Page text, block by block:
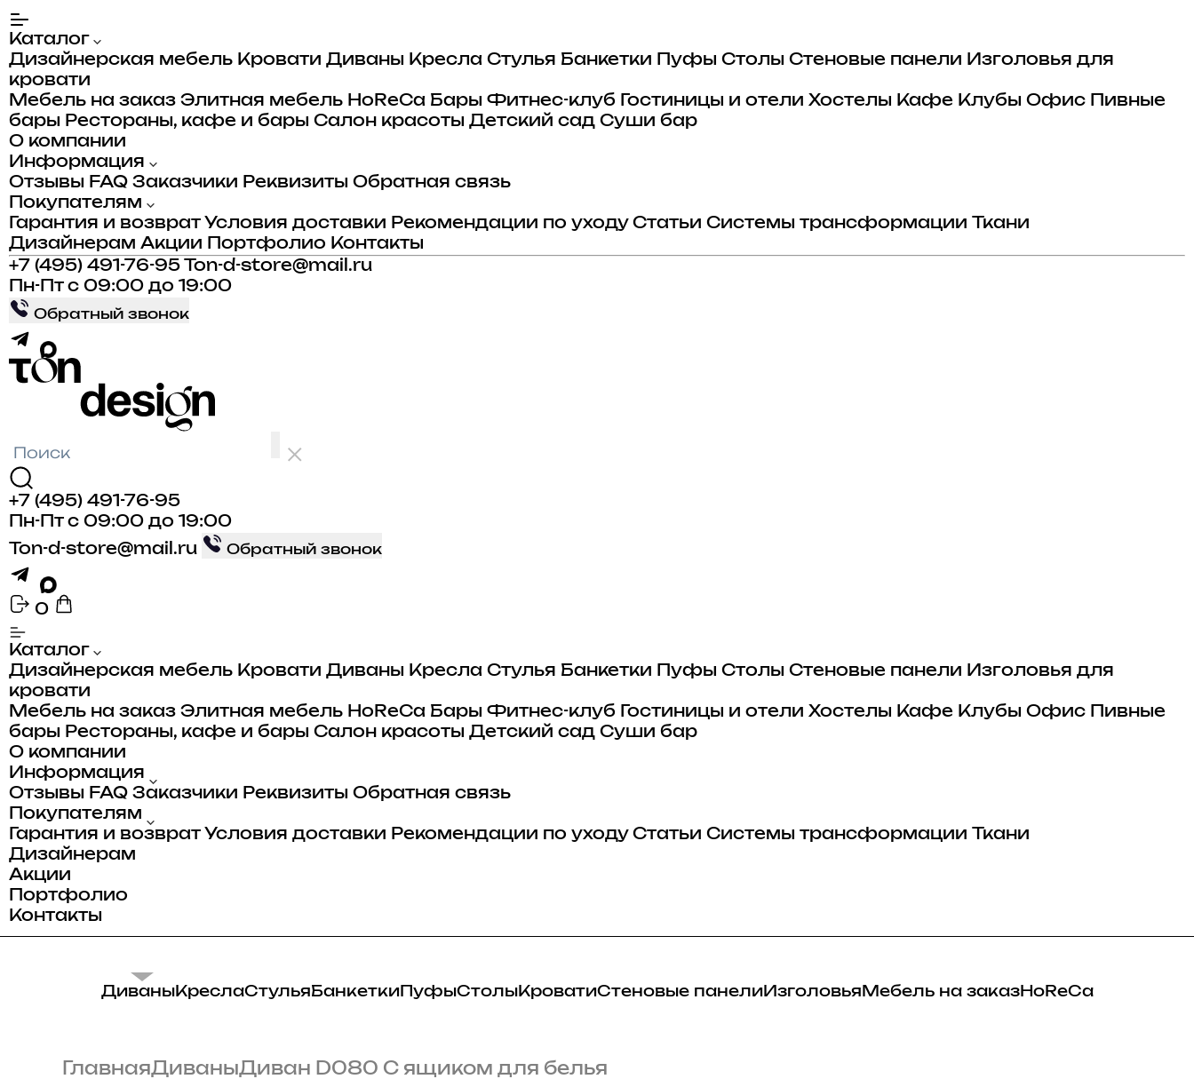
Каталог
Дизайнерская мебель Кровати Диваны Кресла Стулья Банкетки Пуфы Столы Стеновые панели Изголовья для
кровати
Мебель на заказ Элитная мебель HoReCa Бары Фитнес-клуб Гостиницы и отели Хостелы Кафе Клубы Офис
Пивные
бары Рестораны, кафе и бары Салон красоты Детский сад Суши бар
О компании
Информация
Отзывы FAQ Заказчики Реквизиты Обратная связь
Покупателям
Гарантия и возврат Условия доставки Рекомендации по уходу Статьи Системы трансформации
Ткани
Дизайнерам Акции Портфолио Контакты
+7 (495) 491-76-95
Ton-d-store@mail.ru
Пн-Пт с 09:00 до 19:00
Обратный звонок
+7 (495) 491-76-95
Пн-Пт с 09:00 до 19:00
Ton-d-store@mail.ru
Обратный звонок
0
Каталог
Дизайнерская мебель Кровати Диваны Кресла Стулья Банкетки Пуфы Столы Стеновые панели Изголовья для
кровати
Мебель на заказ Элитная мебель HoReCa Бары Фитнес-клуб Гостиницы и отели Хостелы Кафе Клубы Офис
Пивные
бары Рестораны, кафе и бары Салон красоты Детский сад Суши бар
О компании
Информация
Отзывы FAQ Заказчики Реквизиты Обратная связь
Покупателям
Гарантия и возврат Условия доставки Рекомендации по уходу Статьи Системы трансформации
Ткани
Дизайнерам
Акции
Портфолио
Контакты
ДиваныКреслаСтульяБанкеткиПуфыСтолыКроватиСтеновые панелиИзголовья Мебель на заказHoReCa
ГлавнаяДиваныДиван D080 С ящиком для белья